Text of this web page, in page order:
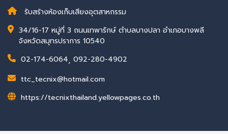
รับสร้างห้องเก็บเสียงอุตสาหกรรม
34/16-17 หมู่ที่ 3 ถนนเทพารักษ์ ตำบลบางปลา อำเภอบางพลี
จังหวัดสมุทรปราการ 10540
02-174-6064, 092-280-4902
ttc_tecnix@hotmail.com
https://tecnixthailand.yellowpages.co.th